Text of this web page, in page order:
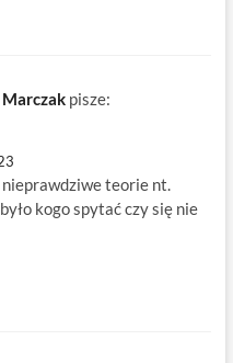
pisze:
teorie nt.
kogo spytać czy się nie